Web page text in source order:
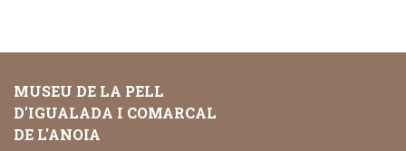
MUSEU DE LA PELL
D'IGUALADA I COMARCAL
DE L'ANOIA